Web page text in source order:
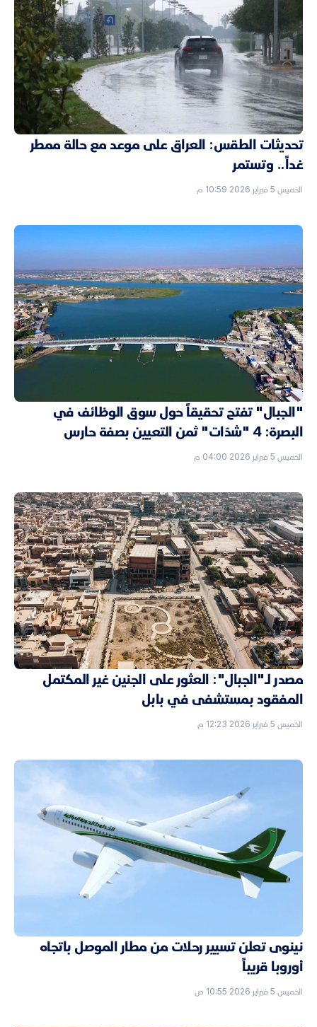
تحديثات الطقس: العراق على موعد مع حالة ممطر
غداً.. وتستمر
الخميس 5 فبراير 2026 10:59 م
"الجبال" تفتح تحقيقاً حول سوق الوظائف في
البصرة: 4 "شدّات" ثمن التعيين بصفة حارس
الخميس 5 فبراير 2026 04:00 م
مصدر لـ"الجبال": العثور على الجنين غير المكتمل
المفقود بمستشفى في بابل
الخميس 5 فبراير 2026 12:23 م
نينوى تعلن تسيير رحلات من مطار الموصل باتجاه
أوروبا قريباً
الخميس 5 فبراير 2026 10:55 ص